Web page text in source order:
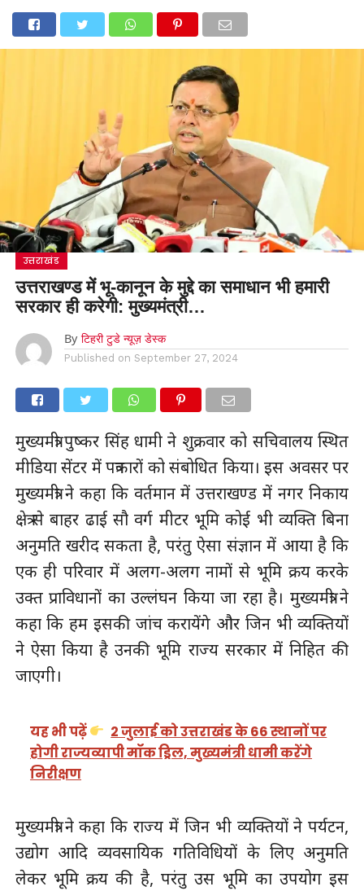
उत्तराखंड
उत्तराखण्ड में भू-कानून के मुद्दे का समाधान भी हमारी
सरकार ही करेगी: मुख्यमंत्री…
By टिहरी टुडे न्यूज़ डेस्क
Published on September 27, 2024
मुख्यमंत्री पुष्कर सिंह धामी ने शुक्रवार को सचिवालय स्थित
मीडिया सेंटर में पत्रकारों को संबोधित किया। इस अवसर पर
मुख्यमंत्री ने कहा कि वर्तमान में उत्तराखण्ड में नगर निकाय
क्षेत्र से बाहर ढाई सौ वर्ग मीटर भूमि कोई भी व्यक्ति बिना
अनुमति खरीद सकता है, परंतु ऐसा संज्ञान में आया है कि
एक ही परिवार में अलग-अलग नामों से भूमि क्रय करके
उक्त प्राविधानों का उल्लंघन किया जा रहा है। मुख्यमंत्री ने
कहा कि हम इसकी जांच करायेंगे और जिन भी व्यक्तियों
ने ऐसा किया है उनकी भूमि राज्य सरकार में निहित की
जाएगी।
यह भी पढ़ें
2 जुलाई को उत्तराखंड के 66 स्थानों पर
होगी राज्यव्यापी मॉक ड्रिल, मुख्यमंत्री धामी करेंगे
निरीक्षण
मुख्यमंत्री ने कहा कि राज्य में जिन भी व्यक्तियों ने पर्यटन,
उद्योग आदि व्यवसायिक गतिविधियों के लिए अनुमति
लेकर भूमि क्रय की है, परंतु उस भूमि का उपयोग इस